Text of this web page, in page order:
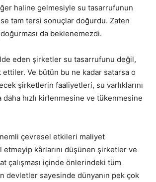
haline gelmesiyle su tasarrufunun
tam tersi sonuçlar doğurdu. Zaten
da beklenemezdi.
eden şirketler su tasarrufunu değil,
Ve bütün bu ne kadar satarsa o
şirketlerin faaliyetleri, su varlıklarını
daha hızlı kirlenmesine ve tükenmesine
çevresel etkileri maliyet
etmeyip kârlarını düşünen şirketler ve
çalışması içinde önlerindeki tüm
devletler sayesinde dünyanın pek çok